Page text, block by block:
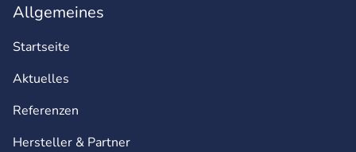
Allgemeines
Startseite
Aktuelles
Referenzen
Hersteller & Partner